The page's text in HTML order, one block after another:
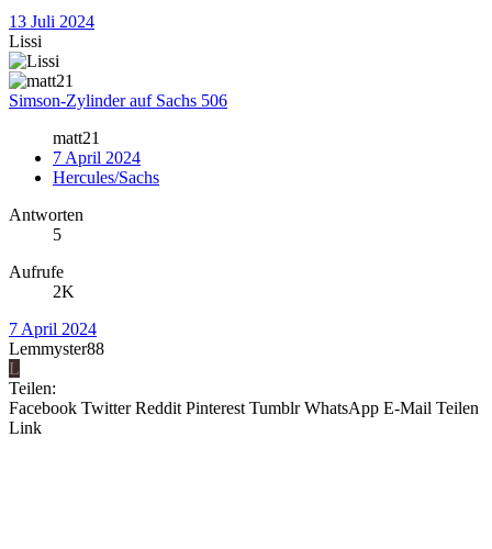
13 Juli 2024
Lissi
Simson-Zylinder auf Sachs 506
matt21
7 April 2024
Hercules/Sachs
Antworten
5
Aufrufe
2K
7 April 2024
Lemmyster88
L
Teilen:
Facebook Twitter Reddit Pinterest Tumblr WhatsApp E-Mail Teilen
Link